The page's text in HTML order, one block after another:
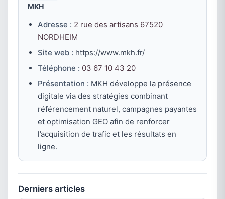
MKH
Adresse : 2 rue des artisans 67520
NORDHEIM
Site web : https://www.mkh.fr/
Téléphone : 03 67 10 43 20
Présentation : MKH développe la présence
digitale via des stratégies combinant
référencement naturel, campagnes payantes
et optimisation GEO afin de renforcer
l’acquisition de trafic et les résultats en
ligne.
Derniers articles